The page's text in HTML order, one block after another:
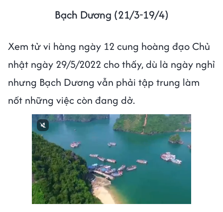
Bạch Dương (21/3-19/4)
Xem tử vi hàng ngày 12 cung hoàng đạo Chủ
nhật ngày 29/5/2022 cho thấy, dù là ngày nghỉ
nhưng Bạch Dương vẫn phải tập trung làm
nốt những việc còn đang dở.